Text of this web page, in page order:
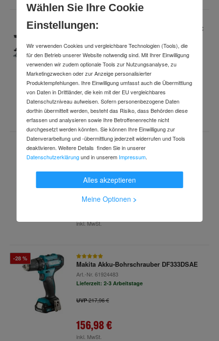
Makita Handkreissäge 68 mm im MAKPAC
Art.-Nr.83276302
Lieferzeit: 2-3 Wochen
212,99 €
inkl. MwSt.
Makita Bit-Box 31-teilig P-73374
Art.-Nr.128479
Lieferzeit: 2-3 Arbeitstage
inkl. MwSt.
-28 %
Makita Akku-Bohrschrauber DF333DSAE
Art.-Nr. 61924483
Lieferzeit: 2-3 Arbeitstage
UVP217,96 €
156,98 €
inkl. MwSt.
Wählen Sie Ihre Cookie
Einstellungen:
Wir verwenden Cookies und vergleichbare Technologien (Tools), die
für den Betrieb unserer Website notwendig sind. Mit Ihrer Einwilligung
verwenden wir zudem optionale Tools zur Nutzungsanalyse, zu
Marketingzwecken oder zur Anzeige personalisierter
Produktempfehlungen. Ihre Einwilligung umfasst auch die Übermittlung
von Daten in Drittländer, die kein mit der EU vergleichbares
Datenschutzniveau aufweisen. Sofern personenbezogene Daten
dorthin übermittelt werden, besteht das Risiko, dass Behörden diese
erfassen und analysieren sowie Ihre Betroffenenrechte nicht
durchgesetzt werden könnten. Sie können Ihre Einwilligung zur
Datenverarbeitung und -übermittlung jederzeit widerrufen und Tools
deaktivieren. Weitere Details finden Sie in unserer
Datenschutzerklärungund in unserem Impressum.
Alles akzeptieren
Meine Optionen >